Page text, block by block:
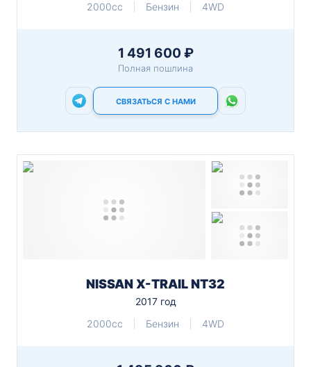
2000cc
Бензин 4WD
1 491 600 ₽
Полная пошлина
СВЯЗАТЬСЯ С НАМИ
NISSAN X-TRAIL NT32
2017 год
2000cc
Бензин 4WD